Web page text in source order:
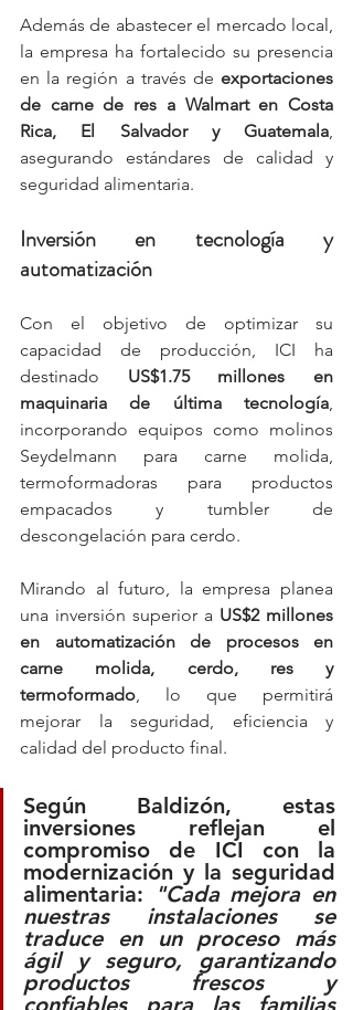
Además de abastecer el mercado local,
la empresa ha fortalecido su presencia
en la región a través de exportaciones
de carne de res a Walmart en Costa
Rica, El Salvador y Guatemala,
asegurando estándares de calidad y
seguridad alimentaria.
Inversión en tecnología y
automatización
Con el objetivo de optimizar su
capacidad de producción, ICI ha
destinado US$1.75 millones en
maquinaria de última tecnología,
incorporando equipos como molinos
Seydelmann para carne molida,
termoformadoras para productos
empacados y tumbler de
descongelación para cerdo.
Mirando al futuro, la empresa planea
una inversión superior a US$2 millones
en automatización de procesos en
carne molida, cerdo, res y
termoformado, lo que permitirá
mejorar la seguridad, eficiencia y
calidad del producto final.
Según Baldizón, estas
inversiones reflejan el
compromiso de ICI con la
modernización y la seguridad
alimentaria:
"Cada mejora en
nuestras instalaciones se
traduce en un proceso más
ágil y seguro, garantizando
productos frescos y